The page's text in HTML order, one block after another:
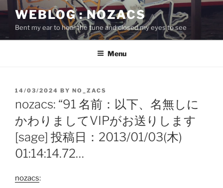
to
content
WEBLOG : NOZACS
Bent my ear to hear the tune and closed my eyes to see
Menu
POSTED
14/03/2024 BY NO_ZACS
nozacs: “91 名前：以下、名無しに
かわりましてVIPがお送りします
[sage] 投稿日：2013/01/03(木)
01:14:14.72…
nozacs: